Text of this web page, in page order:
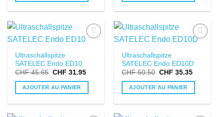
LISTE DE
SOUHAITS
Ultraschallspitze
SATELEC Endo ED10
CHF45.65 CHF 31.95
AJOUTER AU PANIER
LISTE DE
SOUHAITS
Ultraschallspitze
SATELEC Endo ED10D
CHF50.50 CHF 35.35
AJOUTER AU PANIER